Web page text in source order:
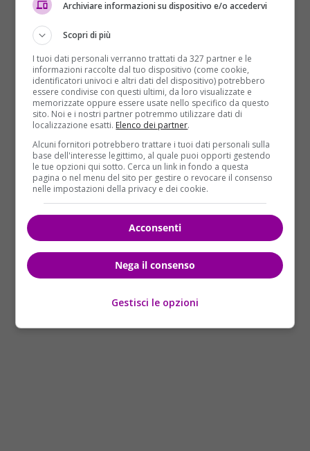
Questo,
costituisce un grave rischio ambientale
sanitarioperché i liquami biologicamente
contaminati vengono sparsi sulla rete ferroviaria. Di
qui il conseguente provvedimento di sequestro
richiesto dal pm Baldo Pisani. Nel fascicolo
d’inchiesta della Procura di Bari sono indagati per
violazioni al codice dell’ambiente il direttore generale
e il responsabile manutenzione e pulizia di Trenitalia
Puglia. Trenitalia ha ribadito in una nota la
conformità dei treni alle normative europee: “Siamo
rispettosi del lavoro della magistratura e fiduciosi
che presto sarà fatta giusta luce sulla vicenda. Tutti i
nostri treni, infatti, sono conformi alle normative
europee”.
Archiviare informazioni su dispositivo e/o accedervi
Scopri di più
I tuoi dati personali verranno trattati da 327 partner e le
informazioni raccolte dal tuo dispositivo (come cookie,
identificatori univoci e altri dati del dispositivo) potrebbero
essere condivise con questi ultimi, da loro visualizzate e
memorizzate oppure essere usate nello specifico da questo
sito. Noi e i nostri partner potremmo utilizzare dati di
localizzazione esatti. Elenco dei partner.
Alcuni fornitori potrebbero trattare i tuoi dati personali sulla
base dell'interesse legittimo, al quale puoi opporti gestendo
le tue opzioni qui sotto. Cerca un link in fondo a questa
pagina o nel menu del sito per gestire o revocare il consenso
nelle impostazioni della privacy e dei cookie.
Acconsenti
Nega il consenso
Gestisci le opzioni